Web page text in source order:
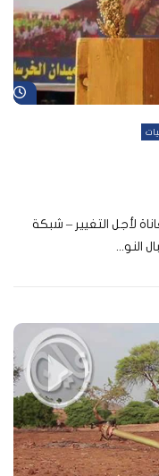
لأجل التغيير – شبكة